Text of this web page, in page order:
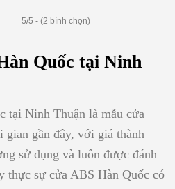
5/5 - (2 bình chọn)
Quốc tại Ninh
tại Ninh Thuận là mẫu cửa
gần đây, với giá thành
sử dụng và luôn được đánh
thực sự cửa ABS Hàn Quốc có